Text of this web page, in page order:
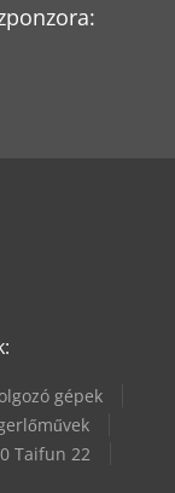
gépek
Taifun 22